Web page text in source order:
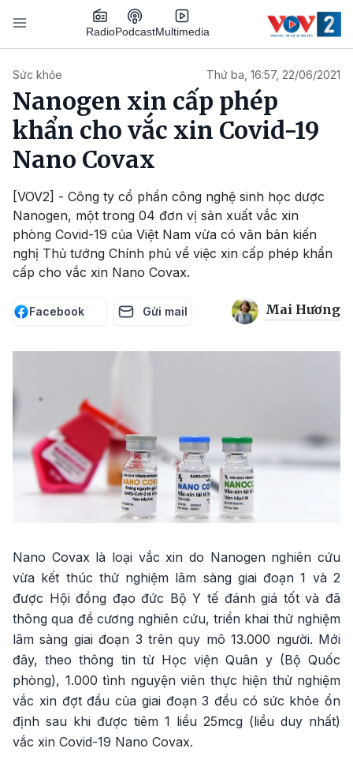
Nhảy đến nội dung
RadioPodcastMultimedia
Sức khỏe Thứ ba, 16:57, 22/06/2021
Nanogen xin cấp phép
khẩn cho vắc xin Covid-19
Nano Covax
[VOV2] - Công ty cổ phần công nghệ sinh học dược
Nanogen, một trong 04 đơn vị sản xuất vắc xin
phòng Covid-19 của Việt Nam vừa có văn bản kiến
nghị Thủ tướng Chính phủ về việc xin cấp phép khẩn
cấp cho vắc xin Nano Covax.
Facebook Gửi mail Mai Hương
Nano Covax là loại vắc xin do Nanogen nghiên cứu
vừa kết thúc thử nghiệm lâm sàng giai đoạn 1 và 2
được Hội đồng đạo đức Bộ Y tế đánh giá tốt và đã
thông qua đề cương nghiên cứu, triển khai thử nghiệm
lâm sàng giai đoạn 3 trên quy mô 13.000 người. Mới
đây, theo thông tin từ Học viện Quân y (Bộ Quốc
phòng), 1.000 tình nguyện viên thực hiện thử nghiệm
vắc xin đợt đầu của giai đoạn 3 đều có sức khỏe ổn
định sau khi được tiêm 1 liều 25mcg (liều duy nhất)
vắc xin Covid-19 Nano Covax.